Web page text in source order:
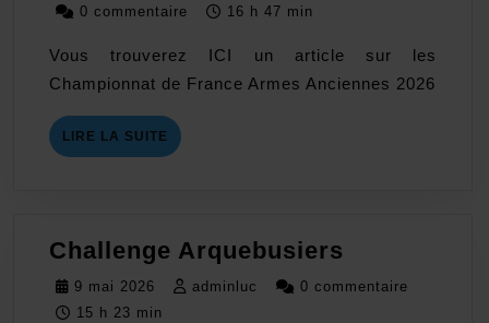
2026
juin
0 commentaire 16 h 47 min
Vous trouverez ICI un article sur les
Championnat de France Armes Anciennes 2026
LIRE LA SUITE LIRE
LA
Challenge Arquebusiers
9 mai 2026
mai
adminluc adminluc0 commentaire
15 h 23 min